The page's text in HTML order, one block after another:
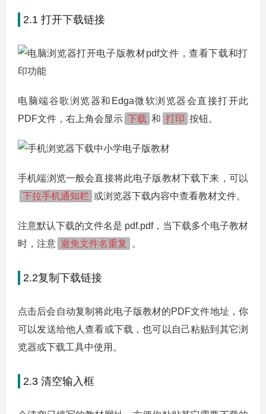
2.1 打开下载链接
电脑端谷歌浏览器和Edga微软浏览器会直接打开此
PDF文件，右上角会显示 下载 和 打印 按钮。
手机端浏览一般会直接将此电子版教材下载下来，可以
下拉手机通知栏 或浏览器下载内容中查看教材文件。
注意默认下载的文件名是 pdf.pdf，当下载多个电子教材
时，注意 避免文件名重复 。
2.2复制下载链接
点击后会自动复制将此电子版教材的PDF文件地址，你
可以发送给他人查看或下载，也可以自己粘贴到其它浏
览器或下载工具中使用。
2.3 清空输入框